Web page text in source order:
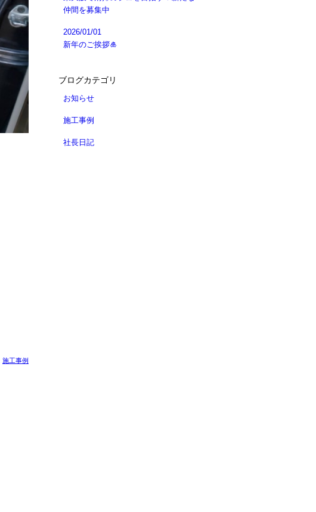
施工事例
仲間を募集中
2026/01/01
新年のご挨拶🎍
ブログカテゴリ
お知らせ
施工事例
社長日記